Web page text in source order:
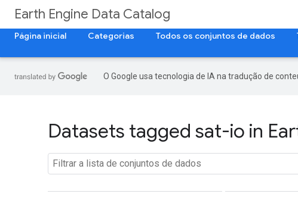
Earth Engine Data Catalog
Página inicial
Categorias Todos os conjuntos de dados
O Google usa tecnologia de IA na tradução de
Datasets tagged sat-io in